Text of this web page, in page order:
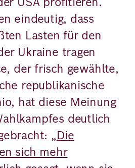
eindeutig, dass
Lasten für den
Ukraine tragen
der frisch gewählte,
republikanische
hat diese Meinung
deutlich
„Die
sich mehr